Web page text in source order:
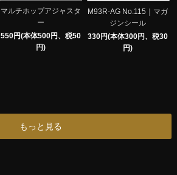
マルチホップアジャスタ
ー
550円(本体500円、税50
円)
M93R-AG No.115｜マガ
ジンシール
330円(本体300円、税30
円)
もっと見る